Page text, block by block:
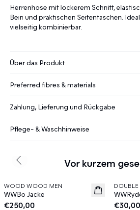
Herrenhose mit lockerem Schnitt,
Bein und praktischen Seitentaschen.
vielseitig kombinierbar.
Über das Produkt
Preferred fibres & materials
Zahlung, Lieferung und Rückgabe
Pflege- & Waschhinweise
Vor kurzem
News
WOOD WOOD MEN
WWBo Jacke
€250,00
News
DOUBLE
€30,00
Previous slide